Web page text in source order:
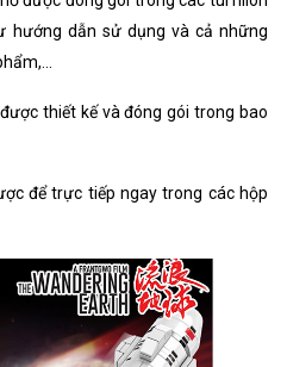
hướng dẫn sử dụng và cả những
thiết kế và đóng gói trong bao
để trực tiếp ngay trong các hộp